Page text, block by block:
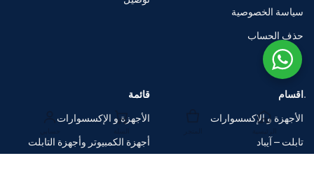
سياسة الخصوصية
حذف الحساب
اقسام
الأجهزة و الإكسسوارات
تابلت – آيباد
قائمة
الأجهزة و الإكسسوارات
أجهزة الكمبيوتر وأجهزة التابلت